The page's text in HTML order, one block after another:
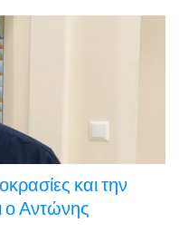
και την
ο Αντώνης